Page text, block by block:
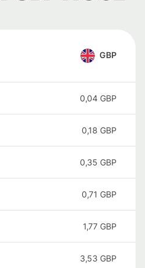
GBP
0,04 GBP
0,18 GBP
0,35 GBP
0,71 GBP
1,77 GBP
3,53 GBP